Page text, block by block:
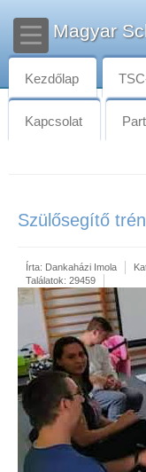
Magyar
Kezdőlap
Kapcsolat
Szülősegítő
Írta: Dankaházi Imola
Találatok: 29459